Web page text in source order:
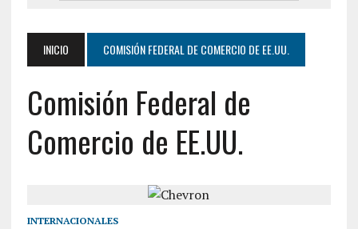
INICIO COMISIÓN FEDERAL DE COMERCIO DE EE.UU.
Comisión Federal de
Comercio de EE.UU.
INTERNACIONALES